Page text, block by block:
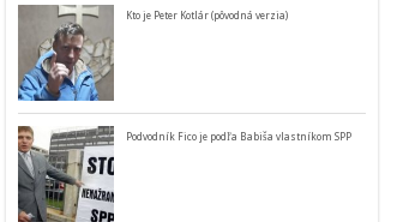
Kto je Peter Kotlár (pôvodná verzia)
Podvodník Fico je podľa Babiša vlastníkom SPP